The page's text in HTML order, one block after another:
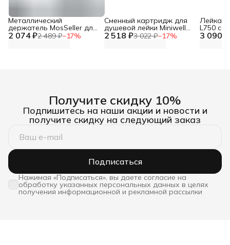
2 074 ₽2 489 ₽−17%
Металлический
держатель MosSeller для
смартфона с 2 518 ₽3 022 ₽−17%
Сменный картридж для
душевой лейки Miniwell
L750, угольный 3 090 ₽
Лейка
L750 со
Получите скидку 10%
Подпишитесь на наши акции и новости и
получите скидку на следующий заказ
Подписаться
Нажимая «Подписаться», вы даете согласие на
обработку указанных персональных данных в целях
получения информационной и рекламной рассылки